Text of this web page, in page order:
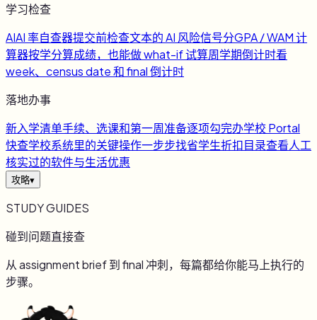
学习检查
AIAI 率自查器提交前检查文本的 AI 风险信号分GPA / WAM 计
算器按学分算成绩，也能做 what-if 试算周学期倒计时看
week、census date 和 final 倒计时
落地办事
新入学清单手续、选课和第一周准备逐项勾完办学校 Portal
快查学校系统里的关键操作一步步找省学生折扣目录查看人工
核实过的软件与生活优惠
攻略▾
STUDY GUIDES
碰到问题直接查
从 assignment brief 到 final 冲刺，每篇都给你能马上执行的
步骤。